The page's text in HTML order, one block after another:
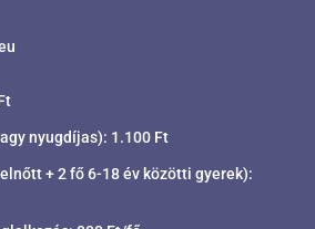
nyugdíjas): 1.100 Ft
+ 2 fő 6-18 év közötti gyerek):